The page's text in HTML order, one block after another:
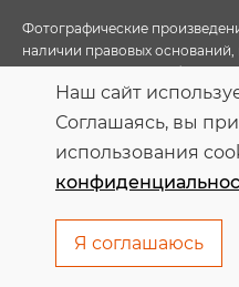
Фотографические
наличии правовых
условиями приобретенных
фотобанков.
Персональные данные
правовых оснований в
Субъектами установлены
кругом лиц опубликованных
Наш сайт
Соглашаясь, вы
использования
Я соглашаюсь